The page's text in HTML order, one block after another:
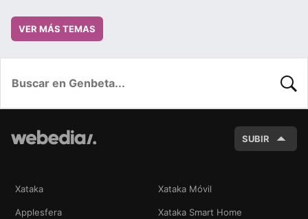
VER MÁS TEMAS
SUBIR
Xataka Xataka Móvil
Applesfera Xataka Smart Home